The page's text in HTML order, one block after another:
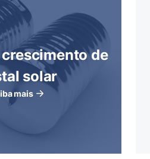
de
solar
mais